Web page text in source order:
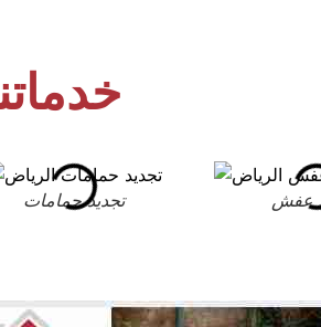
تجديد حمامات عفش